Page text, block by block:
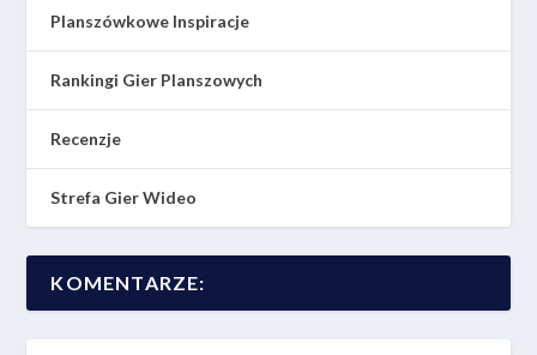
Planszówkowe Inspiracje
Rankingi Gier Planszowych
Recenzje
Strefa Gier Wideo
KOMENTARZE: